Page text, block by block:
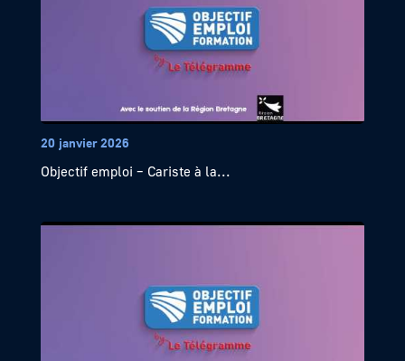
20 janvier 2026
Objectif emploi – Cariste à la...